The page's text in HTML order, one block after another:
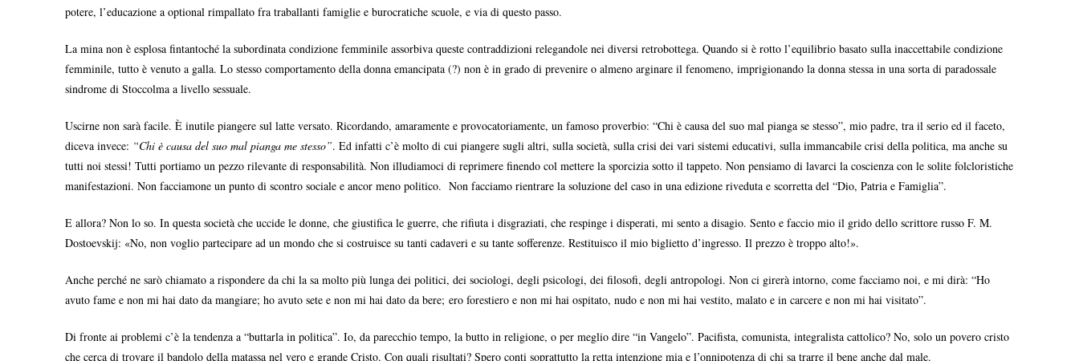
potere, l’educazione a optional rimpallato fra traballanti famiglie e burocratiche scuole, e via di questo passo.
La mina non è esplosa fintantoché la subordinata condizione femminile assorbiva queste contraddizioni relegandole nei diversi retrobottega. Quando si è rotto l’equilibrio basato sulla inaccettabile condizione
femminile, tutto è venuto a galla. Lo stesso comportamento della donna emancipata (?) non è in grado di prevenire o almeno arginare il fenomeno, imprigionando la donna stessa in una sorta di paradossale
sindrome di Stoccolma a livello sessuale.
Uscirne non sarà facile. È inutile piangere sul latte versato. Ricordando, amaramente e provocatoriamente, un famoso proverbio: “Chi è causa del suo mal pianga se stesso”, mio padre, tra il serio ed il faceto,
diceva invece: “Chi è causa del suo mal pianga me stesso”. Ed infatti c’è molto di cui piangere sugli altri, sulla società, sulla crisi dei vari sistemi educativi, sulla immancabile crisi della politica, ma anche su
tutti noi stessi! Tutti portiamo un pezzo rilevante di responsabilità. Non illudiamoci di reprimere finendo col mettere la sporcizia sotto il tappeto. Non pensiamo di lavarci la coscienza con le solite folcloristiche
manifestazioni. Non facciamone un punto di scontro sociale e ancor meno politico. Non facciamo rientrare la soluzione del caso in una edizione riveduta e scorretta del “Dio, Patria e Famiglia”.
E allora? Non lo so. In questa società che uccide le donne, che giustifica le guerre, che rifiuta i disgraziati, che respinge i disperati, mi sento a disagio. Sento e faccio mio il grido dello scrittore russo F. M.
Dostoevskij: «No, non voglio partecipare ad un mondo che si costruisce su tanti cadaveri e su tante sofferenze. Restituisco il mio biglietto d’ingresso. Il prezzo è troppo alto!».
Anche perché ne sarò chiamato a rispondere da chi la sa molto più lunga dei politici, dei sociologi, degli psicologi, dei filosofi, degli antropologi. Non ci girerà intorno, come facciamo noi, e mi dirà: “Ho
avuto fame e non mi hai dato da mangiare; ho avuto sete e non mi hai dato da bere; ero forestiero e non mi hai ospitato, nudo e non mi hai vestito, malato e in carcere e non mi hai visitato”.
Di fronte ai problemi c’è la tendenza a “buttarla in politica”. Io, da parecchio tempo, la butto in religione, o per meglio dire “in Vangelo”. Pacifista, comunista, integralista cattolico? No, solo un povero cristo
che cerca di trovare il bandolo della matassa nel vero e grande Cristo. Con quali risultati? Spero conti soprattutto la retta intenzione mia e l’onnipotenza di chi sa trarre il bene anche dal male.